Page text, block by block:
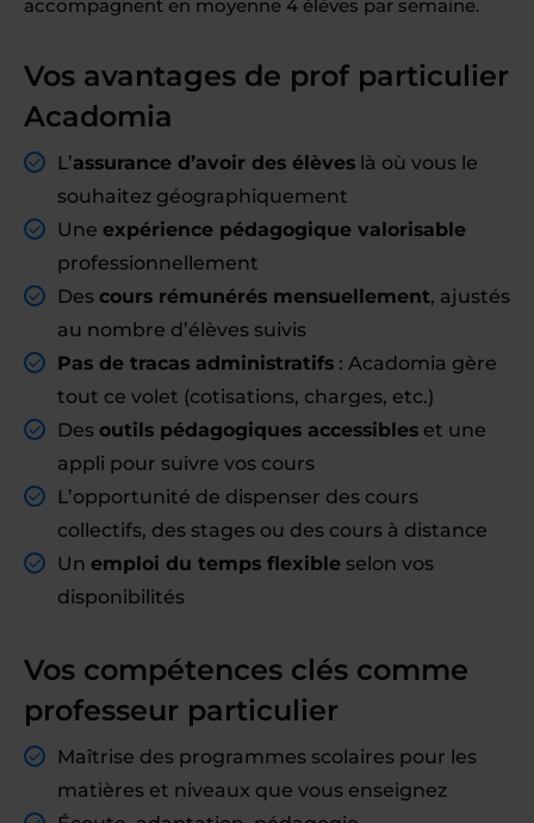
accompagnent en moyenne 4 élèves par semaine.
Vos avantages de prof particulier
Acadomia
L’assurance d’avoir des élèves là où vous le
souhaitez géographiquement
Une expérience pédagogique valorisable
professionnellement
Des cours rémunérés mensuellement, ajustés
au nombre d’élèves suivis
Pas de tracas administratifs : Acadomia gère
tout ce volet (cotisations, charges, etc.)
Des outils pédagogiques accessibles et une
appli pour suivre vos cours
L’opportunité de dispenser des cours
collectifs, des stages ou des cours à distance
Un emploi du temps flexible selon vos
disponibilités
Vos compétences clés comme
professeur particulier
Maîtrise des programmes scolaires pour les
matières et niveaux que vous enseignez